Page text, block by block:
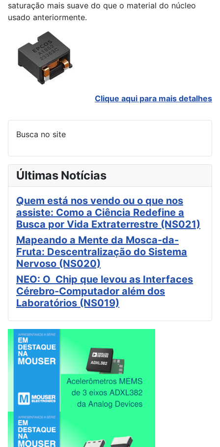
saturação mais suave do que o material do núcleo
usado anteriormente.
Clique aqui para mais detalhes
Busca no site
Últimas Notícias
Quem está nos vendo ou o que nos
assiste: Como a Ciência Redefine a
Busca por Vida Extraterrestre (NS021)
Mapeando a Mente da Mosca-da-
Fruta: Descentralização do Sistema
Nervoso (NS020)
NEO: O Chip que levou as Interfaces
Cérebro-Computador além dos
Laboratórios (NS019)